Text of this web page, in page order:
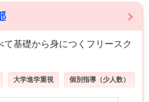
て基礎から身につくフリースク
大学進学重視 個別指導（少人数）